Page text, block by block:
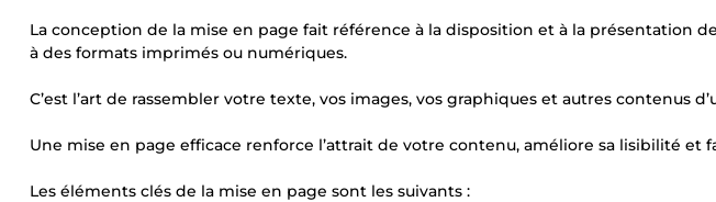
La conception de la mise en page fait référence à la disposition et à la présentation
à des formats imprimés ou numériques.
C’est l’art de rassembler votre texte, vos images, vos graphiques et autres contenus
Une mise en page efficace renforce l’attrait de votre contenu, améliore sa lisibilité et
Les éléments clés de la mise en page sont les suivants :